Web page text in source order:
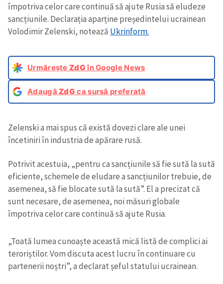
împotriva celor care continuă să ajute Rusia să eludeze
sancțiunile. Declarația aparține președintelui ucrainean
Volodimir Zelenski, notează Ukrinform.
Urmărește ZdGîn Google News
AdaugăZdG ca sursă preferată
Zelenski a mai spus că există dovezi clare ale unei
încetiniri în industria de apărare rusă.
Potrivit acestuia, „pentru ca sancțiunile să fie sută la sută
eficiente, schemele de eludare a sancțiunilor trebuie, de
asemenea, să fie blocate sută la sută”. El a precizat că
sunt necesare, de asemenea, noi măsuri globale
împotriva celor care continuă să ajute Rusia.
„Toată lumea cunoaște această mică listă de complici ai
teroriștilor. Vom discuta acest lucru în continuare cu
partenerii noștri”, a declarat șeful statului ucrainean.